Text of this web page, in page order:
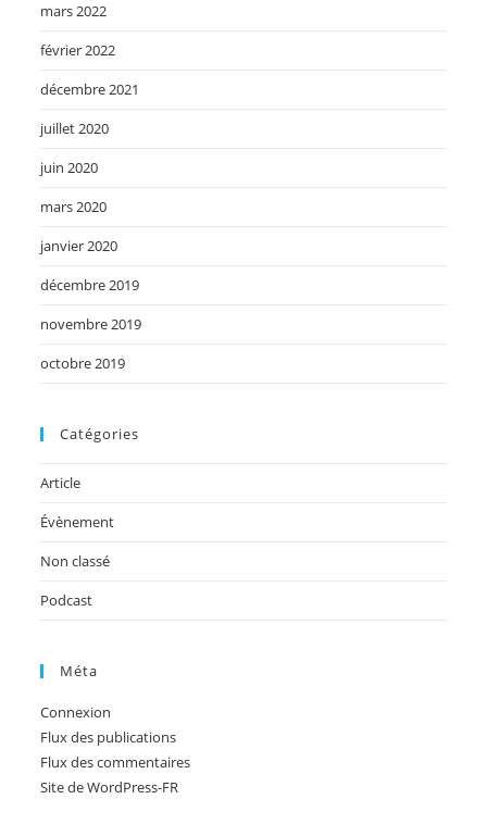
mars 2022
février 2022
décembre 2021
juillet 2020
juin 2020
mars 2020
janvier 2020
décembre 2019
novembre 2019
octobre 2019
Catégories
Article
Évènement
Non classé
Podcast
Méta
Connexion
Flux des publications
Flux des commentaires
Site de WordPress-FR